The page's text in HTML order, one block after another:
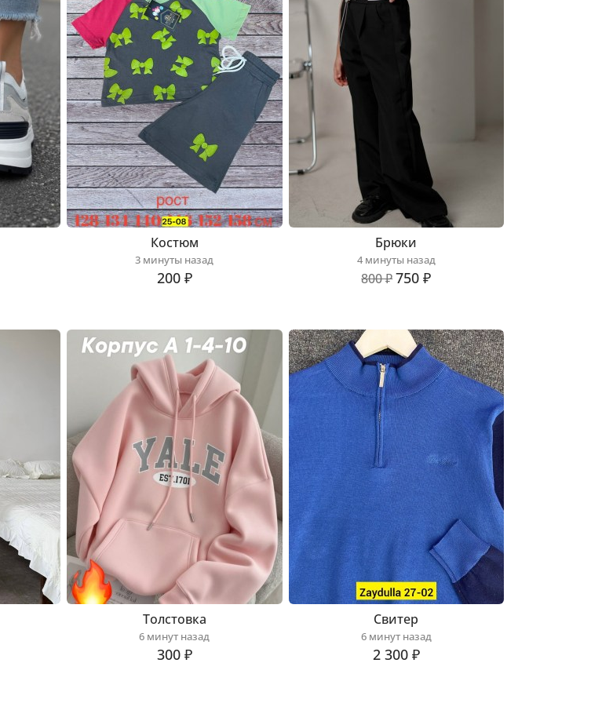
Костюм
3 минуты назад
200 ₽
Брюки
4 минуты назад
800 ₽750 ₽
Толстовка
6 минут назад
300 ₽
Свитер
6 минут назад
2 300 ₽